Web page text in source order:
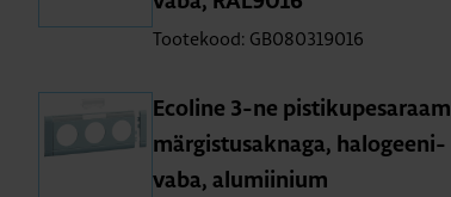
Tootekood: GB080319016
Eco­line 3-ne pis­ti­ku­pe­sa­raam
mär­gis­tus­ak­naga, halo­gee­ni­
vaba, alu­mii­nium